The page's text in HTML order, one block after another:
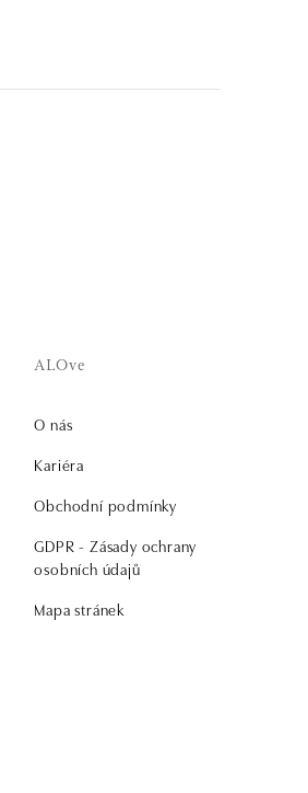
ALOve
O nás
Kariéra
Obchodní podmínky
GDPR - Zásady ochrany
osobních údajů
Mapa stránek